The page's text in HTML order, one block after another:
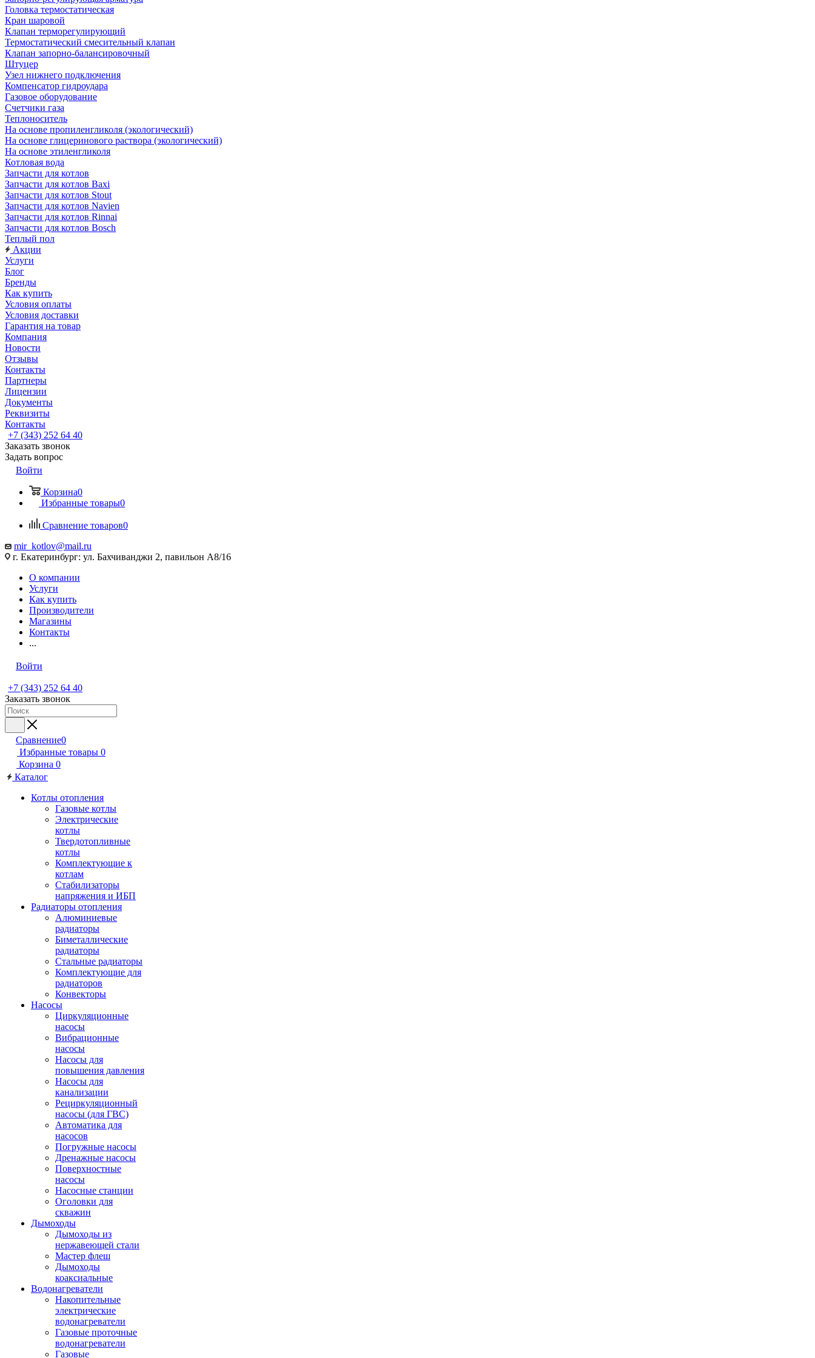
Головка термостатическая
Кран шаровой
Клапан терморегулирующий
Термостатический смесительный клапан
Клапан запорно-балансировочный
Штуцер
Узел нижнего подключения
Компенсатор гидроудара
Газовое оборудование
Счетчики газа
Теплоноситель
На основе пропиленгликоля (экологический)
На основе глицеринового раствора (экологический)
На основе этиленгликоля
Котловая вода
Запчасти для котлов
Запчасти для котлов Baxi
Запчасти для котлов Stout
Запчасти для котлов Navien
Запчасти для котлов Rinnai
Запчасти для котлов Bosch
Теплый пол
Акции
Услуги
Блог
Бренды
Как купить
Условия оплаты
Условия доставки
Гарантия на товар
Компания
Новости
Отзывы
Контакты
Партнеры
Лицензии
Документы
Реквизиты
Контакты
+7 (343) 252 64 40
Заказать звонок
Задать вопрос
Войти
Корзина0
Избранные товары0
Сравнение товаров0
mir_kotlov@mail.ru
г. Екатеринбург: ул. Бахчиванджи 2, павильон А8/16
О компании
Услуги
Как купить
Производители
Магазины
Контакты
...
Войти
+7 (343) 252 64 40
Заказать звонок
Сравнение0
Избранные товары 0
Корзина 0
Каталог
Котлы отопления
Газовые котлы
Электрические
котлы
Твердотопливные
котлы
Комплектующие к
котлам
Стабилизаторы
напряжения и ИБП
Радиаторы отопления
Алюминиевые
радиаторы
Биметаллические
радиаторы
Стальные радиаторы
Комплектующие для
радиаторов
Конвекторы
Насосы
Циркуляционные
насосы
Вибрационные
насосы
Насосы для
повышения давления
Насосы для
канализации
Рециркуляционный
насосы (для ГВС)
Автоматика для
насосов
Погружные насосы
Дренажные насосы
Поверхностные
насосы
Насосные станции
Оголовки для
скважин
Дымоходы
Дымоходы из
нержавеющей стали
Мастер флеш
Дымоходы
коаксиальные
Водонагреватели
Накопительные
электрические
водонагреватели
Газовые проточные
водонагреватели
Газовые